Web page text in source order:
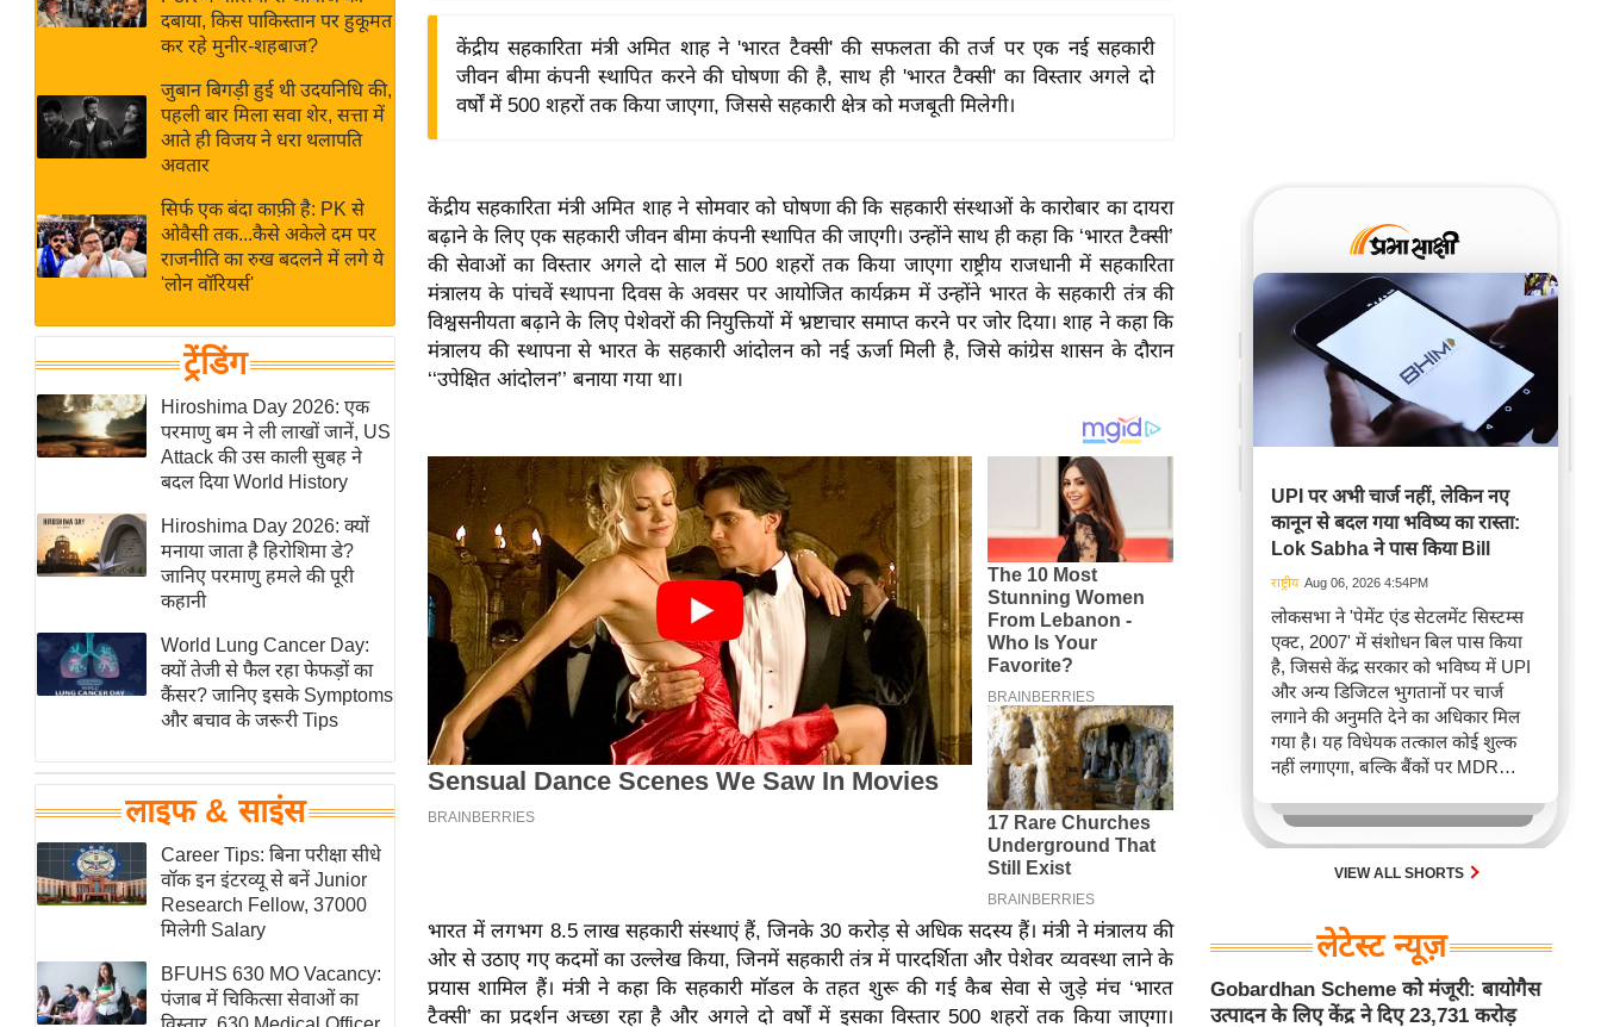
ई-पेपर
मिसाल बेमिसाल
शख्सियत
यंग इंडिया
साहित्य जगत
ऑटो वर्ल्ड
न्यूज ब्रीफ
मनोरंजन जगत
फिल्म समीक्षा
Breaking
News
लाइफस्टाइल
टेक्नॉलॉजी
ब्यूटी/फैशन
घरेलू नुस्खे
पर्यटन स्थल
फिटनेस मंत्रा
रिलेशनशिप
विश्लेषण
समसामयिक
मातृभूमि
स्तंभ
आर.
आई.
दबाया, किस पाकिस्तान पर हुकूमत
कर रहे मुनीर-शहबाज?
जुबान बिगड़ी हुई थी उदयनिधि की,
पहली बार मिला सवा शेर, सत्ता में
आते ही विजय ने धरा थलापति
अवतार
सिर्फ एक बंदा काफ़ी है: PK से
ओवैसी तक...कैसे अकेले दम पर
राजनीति का रुख बदलने में लगे ये
'लोन वॉरियर्स'
ट्रेंडिंग
Hiroshima Day 2026: एक
परमाणु बम ने ली लाखों जानें, US
Attack की उस काली सुबह ने
बदल दिया World History
Hiroshima Day 2026: क्यों
मनाया जाता है हिरोशिमा डे?
जानिए परमाणु हमले की पूरी
कहानी
World Lung Cancer Day:
क्यों तेजी से फैल रहा फेफड़ों का
कैंसर? जानिए इसके Symptoms
और बचाव के जरूरी Tips
लाइफ & साइंस
Career Tips: बिना परीक्षा सीधे
वॉक इन इंटरव्यू से बनें Junior
Research Fellow, 37000
मिलेगी Salary
BFUHS 630 MO Vacancy:
पंजाब में चिकित्सा सेवाओं का
केंद्रीय सहकारिता मंत्री अमित शाह ने 'भारत टैक्सी' की सफलता की तर्ज पर एक नई सहकारी
जीवन बीमा कंपनी स्थापित करने की घोषणा की है, साथ ही 'भारत टैक्सी' का विस्तार अगले दो
वर्षों में 500 शहरों तक किया जाएगा, जिससे सहकारी क्षेत्र को मजबूती मिलेगी।
केंद्रीय सहकारिता मंत्री अमित शाह ने सोमवार को घोषणा की कि सहकारी संस्थाओं के कारोबार का दायरा
बढ़ाने के लिए एक सहकारी जीवन बीमा कंपनी स्थापित की जाएगी। उन्होंने साथ ही कहा कि ‘भारत टैक्सी’
की सेवाओं का विस्तार अगले दो साल में 500 शहरों तक किया जाएगा राष्ट्रीय राजधानी में सहकारिता
मंत्रालय के पांचवें स्थापना दिवस के अवसर पर आयोजित कार्यक्रम में उन्होंने भारत के सहकारी तंत्र की
विश्वसनीयता बढ़ाने के लिए पेशेवरों की नियुक्तियों में भ्रष्टाचार समाप्त करने पर जोर दिया। शाह ने कहा कि
मंत्रालय की स्थापना से भारत के सहकारी आंदोलन को नई ऊर्जा मिली है, जिसे कांग्रेस शासन के दौरान
‘‘उपेक्षित आंदोलन’’ बनाया गया था।
भारत में लगभग 8.5 लाख सहकारी संस्थाएं हैं, जिनके 30 करोड़ से अधिक सदस्य हैं। मंत्री ने मंत्रालय की
ओर से उठाए गए कदमों का उल्लेख किया, जिनमें सहकारी तंत्र में पारदर्शिता और पेशेवर व्यवस्था लाने के
प्रयास शामिल हैं। मंत्री ने कहा कि सहकारी मॉडल के तहत शुरू की गई कैब सेवा से जुड़े मंच ‘भारत
टैक्सी’ का प्रदर्शन अच्छा रहा है और अगले दो वर्षों में इसका विस्तार 500 शहरों तक किया जाएगा।
UPI पर अभी चार्ज नहीं, लेकिन नए
कानून से बदल गया भविष्य का रास्ता:
Lok Sabha ने पास किया Bill
राष्ट्रीय Aug 06, 2026 4:54PM
लोकसभा ने 'पेमेंट एंड सेटलमेंट सिस्टम्स
एक्ट, 2007' में संशोधन बिल पास किया
है, जिससे केंद्र सरकार को भविष्य में UPI
और अन्य डिजिटल भुगतानों पर चार्ज
लगाने की अनुमति देने का अधिकार मिल
गया है। यह विधेयक तत्काल कोई शुल्क
नहीं लगाएगा, बल्कि बैंकों पर MDR
ऑनलाइन भुगतान के नियमों में संभावित
बदलाव का संकेत है।
VIEW ALL SHORTS
लेटेस्ट न्यूज़
Gobardhan Scheme को मंजूरी: बायोगैस
उत्पादन के लिए केंद्र ने दिए 23,731 करोड़